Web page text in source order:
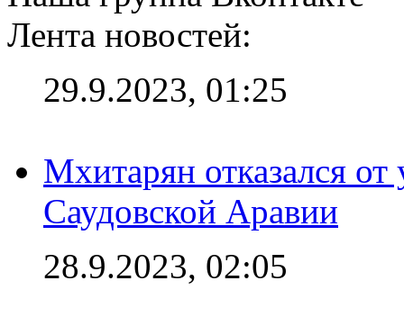
Лента новостей:
29.9.2023, 01:25
Мхитарян отказался от
Саудовской Аравии
28.9.2023, 02:05